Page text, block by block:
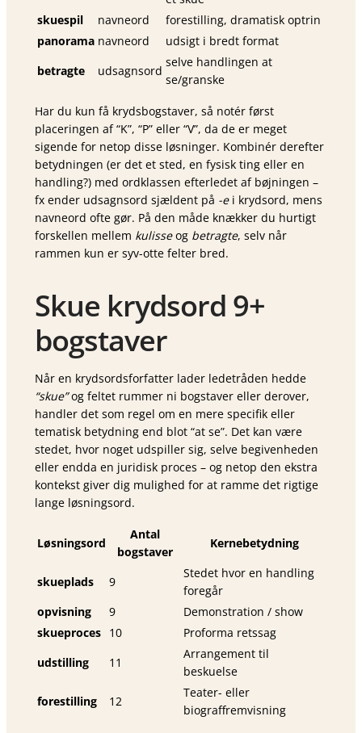
skuespil
navneord
forestilling, dramatisk optrin
panorama navneord
udsigt i bredt format
betragte
udsagnsord
selve handlingen at
se/granske
Har du kun få krydsbogstaver, så notér først
placeringen af “K”, “P” eller “V”, da de er meget
sigende for netop disse løsninger. Kombinér derefter
betydningen (er det et sted, en fysisk ting eller en
handling?) med ordklassen efterledet af bøjningen –
fx ender udsagnsord sjældent på -ei krydsord, mens
navneord ofte gør. På den måde knækker du hurtigt
forskellen mellem kulisseog betragte, selv når
rammen kun er syv-otte felter bred.
Skue krydsord 9+
bogstaver
Når en krydsords­forfatter lader ledetråden hedde
“skue”og feltet rummer ni bogstaver eller derover,
handler det som regel om en mere specifik eller
tematisk betydning end blot “at se”. Det kan være
stedet, hvor noget udspiller sig, selve begivenheden
eller endda en juridisk proces – og netop den ekstra
kontekst giver dig mulighed for at ramme det rigtige
lange løsningsord.
Løsningsord
Antal
bogstaver
Kernebetydning
skueplads 9
Stedet hvor en handling
foregår
opvisning
9
Demonstration / show
skueproces 10
Proforma retssag
udstilling
11
Arrangement til
beskuelse
forestilling
12
Teater- eller
biograffremvisning